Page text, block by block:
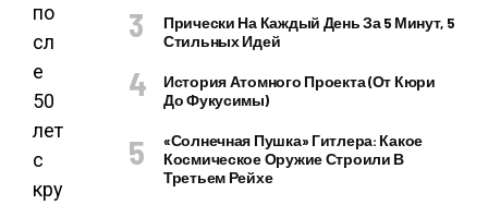
по
сл
е
50
лет
с
кру
Прически На Каждый День За 5 Минут, 5
Стильных Идей
История Атомного Проекта (от Кюри
До Фукусимы)
«Солнечная Пушка» Гитлера: Какое
Космическое Оружие Строили В
Третьем Рейхе